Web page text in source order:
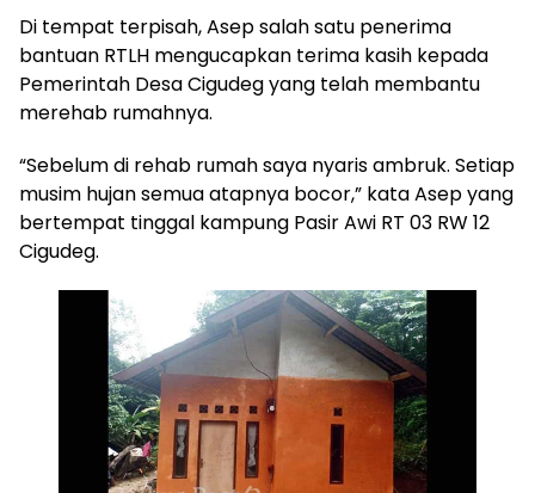
Di tempat terpisah, Asep salah satu penerima
bantuan RTLH mengucapkan terima kasih kepada
Pemerintah Desa Cigudeg yang telah membantu
merehab rumahnya.
“Sebelum di rehab rumah saya nyaris ambruk. Setiap
musim hujan semua atapnya bocor,” kata Asep yang
bertempat tinggal kampung Pasir Awi RT 03 RW 12
Cigudeg.